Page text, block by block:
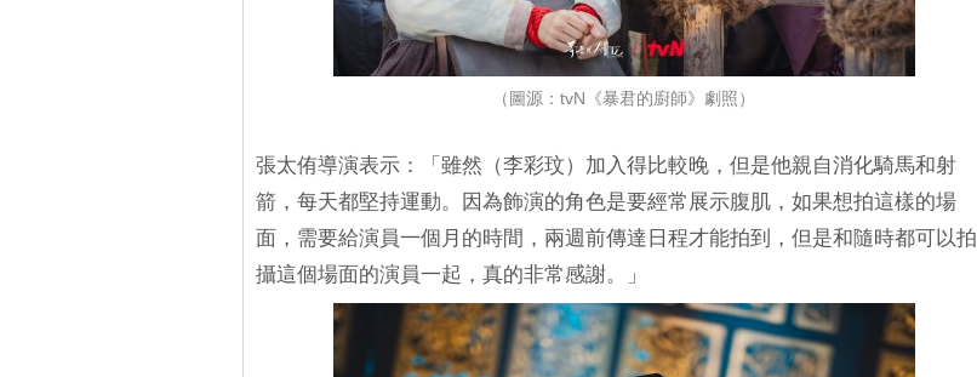
（圖源：tvN《暴君的廚師》劇照）
張太侑導演表示：「雖然（李彩玟）加入得比較晚，但是他親自消化騎馬和射
箭，每天都堅持運動。因為飾演的角色是要經常展示腹肌，如果想拍這樣的場
面，需要給演員一個月的時間，兩週前傳達日程才能拍到，但是和隨時都可以拍
攝這個場面的演員一起，真的非常感謝。」